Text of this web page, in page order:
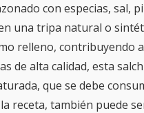
con especias, sal,
una tripa natural o
relleno, contribuyendo
de alta calidad, esta
que se debe
receta, también puede